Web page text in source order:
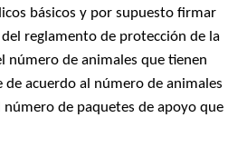
básicos y por supuesto firmar
reglamento de protección de la
número de animales que tienen
de acuerdo al número de animales
número de paquetes de apoyo que